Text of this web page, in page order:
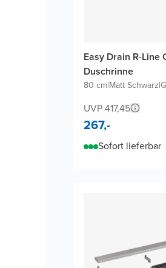
Easy Drain R-Line
Duschrinne
80 cm|Matt Schwarz|
UVP 417,45
267,-
Sofort lieferbar